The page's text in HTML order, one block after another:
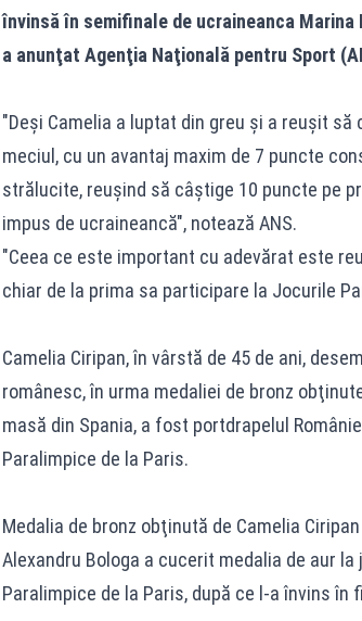
învinsă în semifinale de ucraineanca
a anunţat Agenţia Naţională pentru Sport
"Deşi Camelia a luptat din greu şi a reuşit
meciul, cu un avantaj maxim de 7 puncte
strălucite, reuşind să câştige 10 puncte pe
impus de ucraineancă", notează ANS.
"Ceea ce este important cu adevărat este
chiar de la prima sa participare la Jocurile
Camelia Ciripan, în vârstă de 45 de ani,
românesc, în urma medaliei de bronz
masă din Spania, a fost portdrapelul
Paralimpice de la Paris.
Medalia de bronz obţinută de Camelia
Alexandru Bologa a cucerit medalia de aur
Paralimpice de la Paris, după ce l-a învins în